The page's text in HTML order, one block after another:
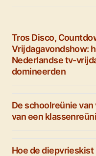
Tros Disco,
Vrijdagavondshow:
Nederlandse tv-
domineerden
De schoolreünie
van een
Hoe de